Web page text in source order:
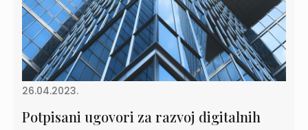
26.04.2023.
Potpisani ugovori za razvoj digitalnih